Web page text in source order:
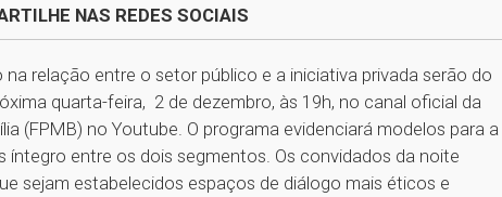
NAS REDES SOCIAIS
relação entre o setor público e a iniciativa privada serão do
quarta-feira, 2 de dezembro, às 19h, no canal oficial da
(FPMB) no Youtube. O programa evidenciará modelos para a
entre os dois segmentos. Os convidados da noite
sejam estabelecidos espaços de diálogo mais éticos e